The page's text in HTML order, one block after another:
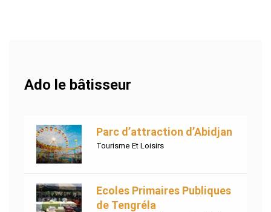
Ado le bâtisseur
Parc d’attraction d’Abidjan
Tourisme Et Loisirs
Ecoles Primaires Publiques
de Tengréla